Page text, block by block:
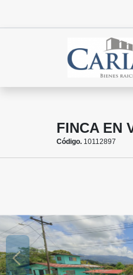
FINCA EN
Código. 10112897